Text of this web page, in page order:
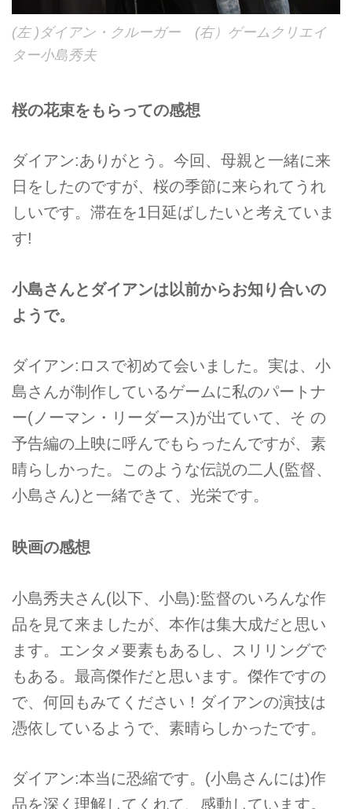
(左 )ダイアン・クルーガー (右）ゲームクリエイ
ター小島秀夫
桜の花束をもらっての感想
ダイアン:ありがとう。今回、母親と一緒に来
日をしたのですが、桜の季節に来られてうれ
しいです。滞在を1日延ばしたいと考えていま
す!
小島さんとダイアンは以前からお知り合いの
ようで。
ダイアン:ロスで初めて会いました。実は、小
島さんが制作しているゲームに私のパートナ
ー(ノーマン・リーダース)が出ていて、そ の
予告編の上映に呼んでもらったんですが、素
晴らしかった。このような伝説の二人(監督、
小島さん)と一緒できて、光栄です。
映画の感想
小島秀夫さん(以下、小島):監督のいろんな作
品を見て来ましたが、本作は集大成だと思い
ます。エンタメ要素もあるし、スリリングで
もある。最高傑作だと思います。傑作ですの
で、何回もみてください！ダイアンの演技は
憑依しているようで、素晴らしかったです。
ダイアン:本当に恐縮です。(小島さんには)作
品を深く理解してくれて、感動しています。